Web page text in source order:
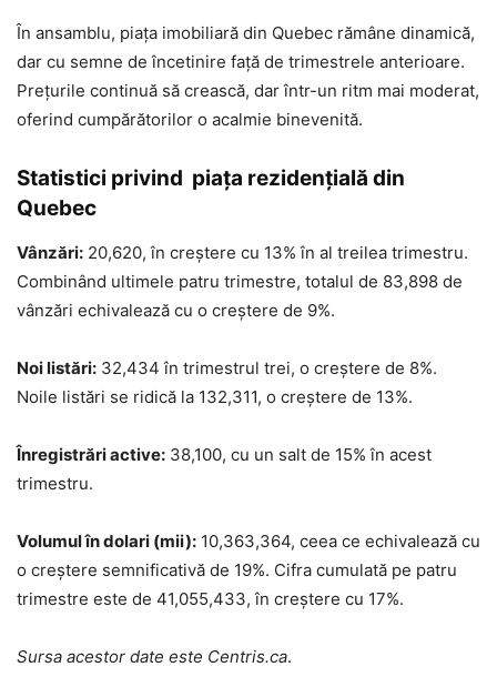
În ansamblu, piața imobiliară din Quebec rămâne dinamică,
dar cu semne de încetinire față de trimestrele anterioare.
Prețurile continuă să crească, dar într-un ritm mai moderat,
oferind cumpărătorilor o acalmie binevenită.
Statistici privind piața rezidențială din
Quebec
Vânzări: 20,620, în creștere cu 13% în al treilea trimestru.
Combinând ultimele patru trimestre, totalul de 83,898 de
vânzări echivalează cu o creștere de 9%.
Noi listări: 32,434 în trimestrul trei, o creștere de 8%.
Noile listări se ridică la 132,311, o creștere de 13%.
Înregistrări active: 38,100, cu un salt de 15% în acest
trimestru.
Volumul în dolari (mii): 10,363,364, ceea ce echivalează cu
o creștere semnificativă de 19%. Cifra cumulată pe patru
trimestre este de 41,055,433, în creștere cu 17%.
Sursa acestor date este Centris.ca.